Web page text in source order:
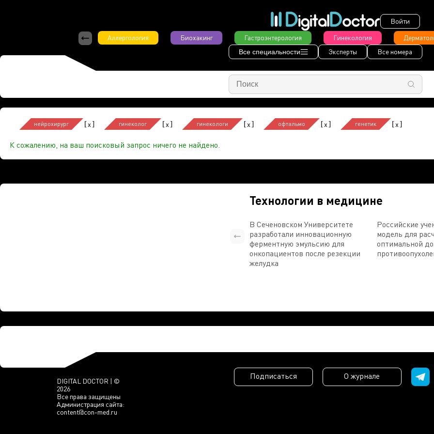
Войти
Аллергология
Биохакинг Гастроэнтерология Гинекология
Все специальности Эксперты Все номера
нейрохирург [x] гинеколог [x] гинекологи [x] офтальмо [x] генетик [x]
К сожалению, на ваш поисковый запрос ничего не найдено.
Технологии в медицине
В Сеченовском Университете
разработали инновационную
ферментную эмульсию для
онкопациентов после резекции
желудка
Российские
модель для
оптимальной
DIGITAL DOCTOR | ©
2026
Все права защищены
Администрация сайта:
content@con-med.ru
Подписаться О журнале